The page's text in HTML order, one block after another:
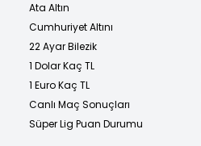
Ata Altın
Cumhuriyet Altını
22 Ayar Bilezik
1 Dolar Kaç TL
1 Euro Kaç TL
Canlı Maç Sonuçları
Süper Lig Puan Durumu